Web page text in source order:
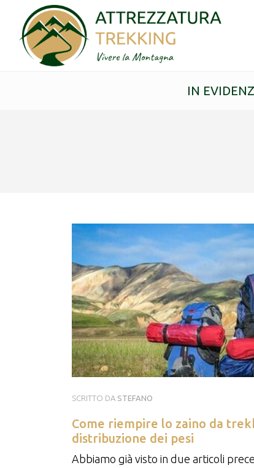
IN
SCRITTO DA STEFANO
Come riempire lo zaino da
distribuzione dei pesi
Abbiamo già visto in due articoli